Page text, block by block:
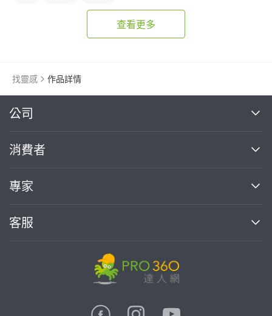
鋁窗
查看更多
找靈感 作品詳情
公司
關於我們
部落格
加入我們
消費者
買服務
熱門服務
專家
案件中心
客服
繼續完成